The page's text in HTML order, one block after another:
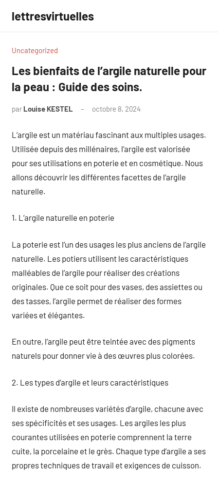
contenu
lettresvirtuelles
Uncategorized
Les bienfaits de l’argile naturelle pour
la peau : Guide des soins.
par Louise KESTEL octobre 8, 2024
L’argile est un matériau fascinant aux multiples usages.
Utilisée depuis des millénaires, l’argile est valorisée
pour ses utilisations en poterie et en cosmétique. Nous
allons découvrir les différentes facettes de l’argile
naturelle.
1. L’argile naturelle en poterie
La poterie est l’un des usages les plus anciens de l’argile
naturelle. Les potiers utilisent les caractéristiques
malléables de l’argile pour réaliser des créations
originales. Que ce soit pour des vases, des assiettes ou
des tasses, l’argile permet de réaliser des formes
variées et élégantes.
En outre, l’argile peut être teintée avec des pigments
naturels pour donner vie à des œuvres plus colorées.
2. Les types d’argile et leurs caractéristiques
Il existe de nombreuses variétés d’argile, chacune avec
ses spécificités et ses usages. Les argiles les plus
courantes utilisées en poterie comprennent la terre
cuite, la porcelaine et le grès. Chaque type d’argile a ses
propres techniques de travail et exigences de cuisson.